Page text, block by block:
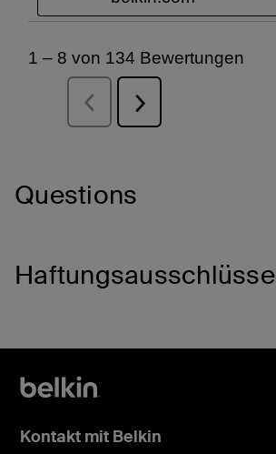
Questions
Haftungsausschlüsse
Kontakt mit Belkin